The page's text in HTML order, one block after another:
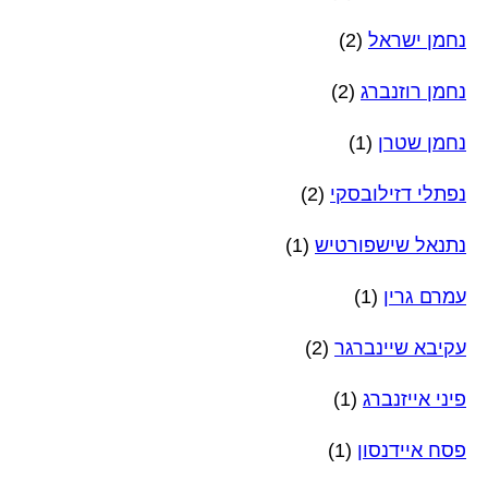
נחמן ישראל (2)
נחמן רוזנברג (2)
נחמן שטרן (1)
נפתלי דזילובסקי (2)
נתנאל שישפורטיש (1)
עמרם גרין (1)
עקיבא שיינברגר (2)
פיני אייזנברג (1)
פסח איידנסון (1)